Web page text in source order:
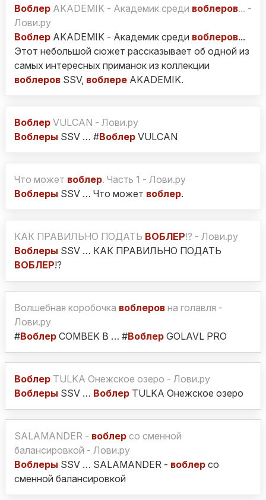
Воблер AKADEMIK - Академик среди воблеров... -
Лови.ру
Воблер AKADEMIK - Академик среди воблеров...
Этот небольшой сюжет рассказывает об одной из
самых интересных приманок из коллекции
воблеров SSV, воблере AKADEMIK.
Воблер VULCAN - Лови.ру
Воблеры SSV … #Воблер VULCAN
Что может воблер. Часть 1 - Лови.ру
Воблеры SSV … Что может воблер.
КАК ПРАВИЛЬНО ПОДАТЬ ВОБЛЕР!? - Лови.ру
Воблеры SSV … КАК ПРАВИЛЬНО ПОДАТЬ
ВОБЛЕР!?
Волшебная коробочка воблеров на голавля -
Лови.ру
#Воблер COMBEK B … #Воблер GOLAVL PRO
Воблер TULKA Онежское озеро - Лови.ру
Воблеры SSV … Воблер TULKA Онежское озеро
SALAMANDER - воблер со сменной
балансировкой - Лови.ру
Воблеры SSV … SALAMANDER - воблер со
сменной балансировкой